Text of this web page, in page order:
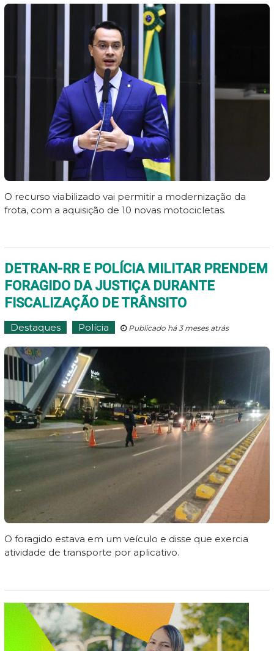
O recurso viabilizado vai permitir a modernização da
frota, com a aquisição de 10 novas motocicletas.
DETRAN-RR E POLÍCIA MILITAR PRENDEM
FORAGIDO DA JUSTIÇA DURANTE
FISCALIZAÇÃO DE TRÂNSITO
Destaques Polícia Publicado há 3 meses atrás
O foragido estava em um veículo e disse que exercia
atividade de transporte por aplicativo.